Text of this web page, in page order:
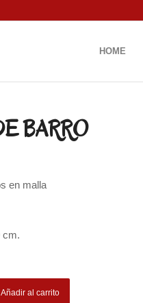
HOME
BARRO
en malla
cm.
Añadir al carrito